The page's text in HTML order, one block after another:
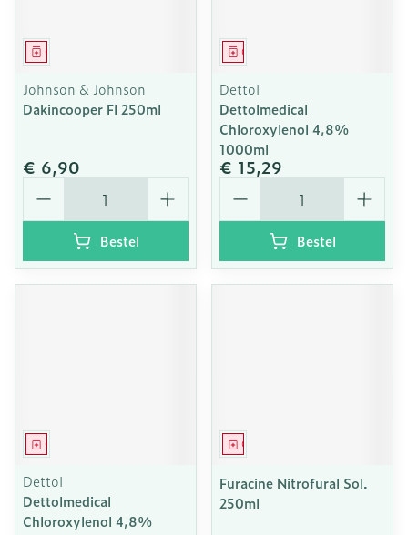
Geneesmiddel
Johnson & Johnson
Dakincooper Fl 250ml
€ 6,90
Aantal
Bestel
Geneesmiddel
Dettol
Dettolmedical
Chloroxylenol 4,8%
1000ml
€ 15,29
Aantal
Bestel
Geneesmiddel
Dettol
Dettolmedical
Chloroxylenol 4,8%
Geneesmiddel
Furacine Nitrofural Sol.
250ml